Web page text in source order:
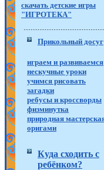
скачать детские игры
"ИГРОТЕКА"
Прикольный досуг
играем и развиваемся
нескучные уроки
учимся рисовать
загадки
ребусы и кроссворды
физминутка
природная
оригами
Куда сходить с
ребёнком?